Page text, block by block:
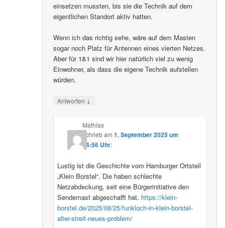
einsetzen mussten, bis sie die Technik auf dem
eigentlichen Standort aktiv hatten.
Wenn ich das richtig sehe, wäre auf dem Masten
sogar noch Platz für Antennen eines vierten Netzes.
Aber für 1&1 sind wir hier natürlich viel zu wenig
Einwohner, als dass die eigene Technik aufstellen
würden.
Antworten ↓
Mathias
schriebam 1. September 2025 um
14:56 Uhr:
Lustig ist die Geschichte vom Hamburger Ortsteil
„Klein Borstel“. Die haben schlechte
Netzabdeckung, seit eine Bürgerinitiative den
Sendemast abgeschafft hat. https://klein-
borstel.de/2025/08/25/funkloch-in-klein-borstel-
alter-streit-neues-problem/